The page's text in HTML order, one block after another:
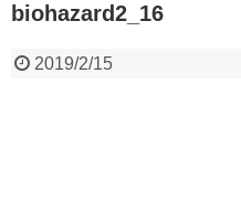
biohazard2_16
2019/2/15